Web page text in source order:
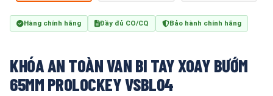
Hàng chính hãng Đầy đủ CO/CQ Bảo hành chính hãng
KHÓA AN TOÀN VAN BI TAY XOAY BƯỚM
65MM PROLOCKEY VSBL04